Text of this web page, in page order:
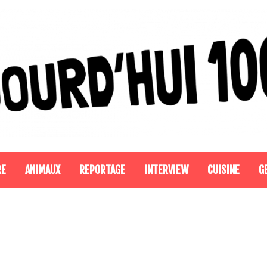
ANIMAUX REPORTAGE INTERVIEW CUISINE